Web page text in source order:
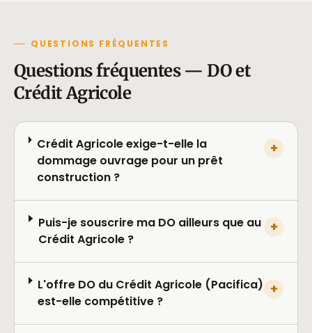
QUESTIONS FRÉQUENTES
Questions fréquentes — DO et
Crédit Agricole
Crédit Agricole exige-t-elle la
dommage ouvrage pour un prêt
construction ?
+
Puis-je souscrire ma DO ailleurs que au
Crédit Agricole ?
+
L'offre DO du Crédit Agricole (Pacifica)
est-elle compétitive ?
+